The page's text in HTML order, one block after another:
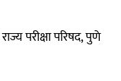
परीक्षा परिषद, पुणे